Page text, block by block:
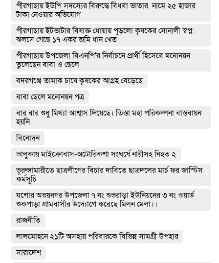
পীরগাছায় ইউপি সদস্যের বিরুদ্ধে বিধবা ভাতার নামে ২৫ হাজার
টাকা নেওয়ার অভিযোগ
পীরগাছায় ইটভাটার বিষাক্ত ধোয়ায় পুড়লো কৃষকের সোনালী স্বপ্ন:
ঝলসে গেছে ১৭ একর জমি ধান খেত
পীরগাছায় উপজেলা বিএনপি'র নির্বাচনে প্রার্থী হিসেবে মনোনয়ন
তুলেছেন বাবা ও ছেলে
বদরগঞ্জে তামাক চাষে কৃষকের আগ্রহ বেড়েছে
বাবা ছেলে মনোনয়ন পত্র
বার বার শুধু মিথ্যা আশ্বাস দিয়েছে। তিস্তা মহা পরিকল্পনা বাস্তবায়ন
হয়নি
বিনোদন
ভালুকায় মাইক্রোবাস-অটোরিকশা সংঘর্ষে নারীসহ নিহত ২
ভূরুঙ্গামারীতে ছাত্রলীগের বিচার দাবিতে ছাত্রদলের মার্চ ফর জাস্টিস
কর্মসূচি
যশোর অভয়নগর উপজেলা ৭ নং শুভরাড়া ইউনিয়নের ৩ নং ওয়ার্ড
শুকপাড়া গ্রামবাসীর উদ্যোগে করেছে মিলন মেলা।।
রাজনীতি
লালমোহনে ২১টি অসহায় পরিবারকে বিভিন্ন সামগ্রী উপহার
সারাদেশ